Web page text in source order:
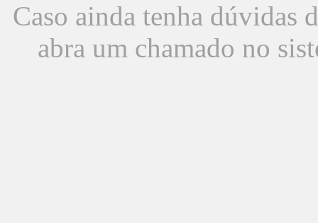
Caso ainda tenha dúvidas
abra um chamado no